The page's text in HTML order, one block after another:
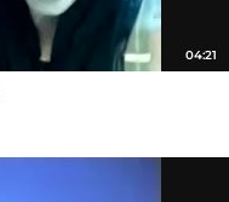
04:21